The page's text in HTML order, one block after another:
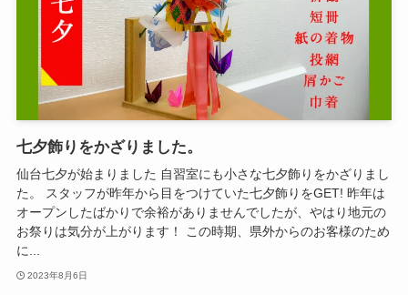
七夕飾りをかざりました。
仙台七夕が始まりました 自習室にも小さな七夕飾りをかざりまし
た。 スタッフが昨年から目をつけていた七夕飾りをGET! 昨年は
オープンしたばかりで余裕がありませんでしたが、やはり地元の
お祭りは気分が上がります！ この時期、県外からのお客様のため
に...
2023年8月6日